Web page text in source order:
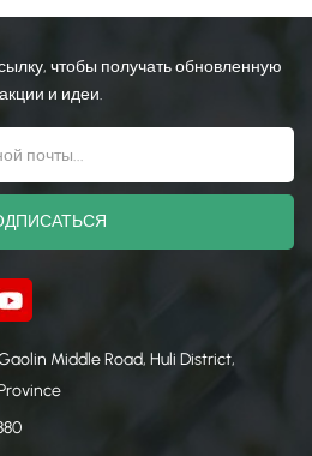
한국의
чтобы получать обновленную
и идеи.
Middle Road, Huli District,